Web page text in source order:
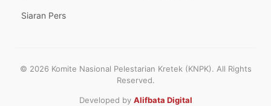
Siaran Pers
© 2026 Komite Nasional Pelestarian Kretek (KNPK). All Rights
Reserved.
Developed by Alifbata Digital